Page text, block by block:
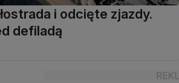
i odcięte zjazdy.
defiladą